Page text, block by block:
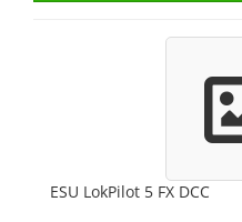
ESU LokPilot 5 FX DCC